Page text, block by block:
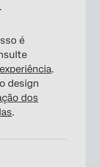
é
.
design
dos
.